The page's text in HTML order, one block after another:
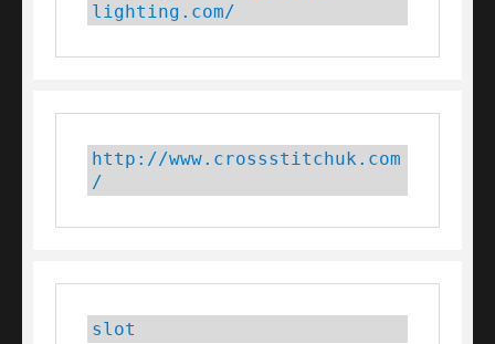
lighting.com/
http://www.crossstitchuk.com
/
slot